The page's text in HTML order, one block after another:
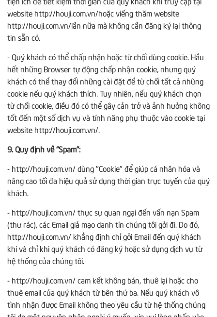
website http://houji.com.vn/hoặc viếng thăm website
http://houji.com.vn/lần nữa mà không cần đăng ký lại thông
tin sẵn có.
- Quý khách có thể chấp nhận hoặc từ chối dùng cookie. Hầu
hết những Browser tự động chấp nhận cookie, nhưng quý
khách có thể thay đổi những cài đặt để từ chối tất cả những
cookie nếu quý khách thích. Tuy nhiên, nếu quý khách chọn
từ chối cookie, điều đó có thể gây cản trở và ảnh hưởng không
tốt đến một số dịch vụ và tính năng phụ thuộc vào cookie tại
website http://houji.com.vn/.
9. Quy định về “Spam”:
- http://houji.com.vn/ dùng "Cookie" để giúp cá nhân hóa và
nâng cao tối đa hiệu quả sử dụng thời gian trực tuyến của quý
khách.
- http://houji.com.vn/ thực sự quan ngại đến vấn nạn Spam
(thư rác), các Email giả mạo danh tín chúng tôi gởi đi. Do đó,
http://houji.com.vn/ khẳng định chỉ gởi Email đến quý khách
khi và chỉ khi quý khách có đăng ký hoặc sử dụng dịch vụ từ
hệ thống của chúng tôi.
- http://houji.com.vn/ cam kết không bán, thuê lại hoặc cho
thuê email của quý khách từ bên thứ ba. Nếu quý khách vô
tình nhận được Email không theo yêu cầu từ hệ thống chúng